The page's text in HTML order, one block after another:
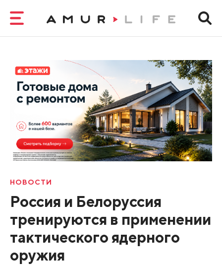
НОВОСТИ
Россия и Белоруссия
тренируются в применении
тактического ядерного
оружия